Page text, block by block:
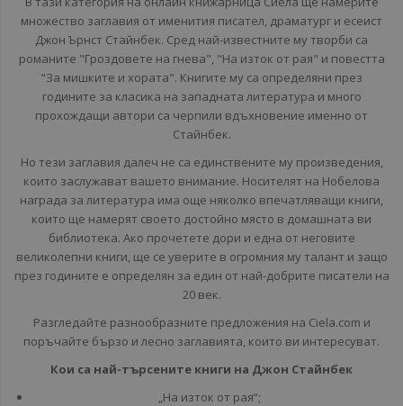
множество заглавия от именития писател, драматург и есеист
Джон Ърнст Стайнбек. Сред най-известните му творби са
романите "Гроздовете на гнева", "На изток от рая" и повестта
"За мишките и хората". Книгите му са определяни през
годините за класика на западната литература и много
прохождащи автори са черпили вдъхновение именно от
Стайнбек.
Но тези заглавия далеч не са единствените му произведения,
които заслужават вашето внимание. Носителят на Нобелова
награда за литература има още няколко впечатляващи книги,
които ще намерят своето достойно място в домашната ви
библиотека. Ако прочетете дори и една от неговите
великолепни книги, ще се уверите в огромния му талант и защо
през годините е определян за един от най-добрите писатели на
20 век.
Разгледайте разнообразните предложения на Ciela.com и
поръчайте бързо и лесно заглавията, които ви интересуват.
Кои са най-търсените книги на Джон Стайнбек
„На изток от рая“;